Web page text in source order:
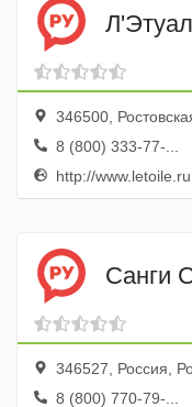
346500, Ростовская
8 (800) 333-77-...
http://www.letoile.ru
Санги
346527, Россия,
8 (800) 770-79-...